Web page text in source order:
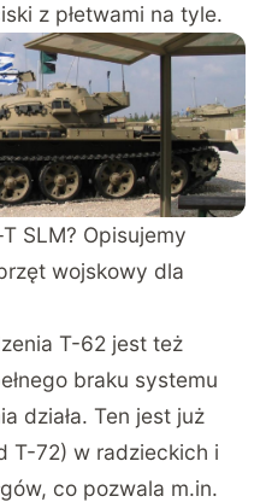
z płetwami na tyle.
SLM? Opisujemy
wojskowy dla
T-62 jest też
braku systemu
działa. Ten jest już
T-72) w radzieckich i
co pozwala m.in.